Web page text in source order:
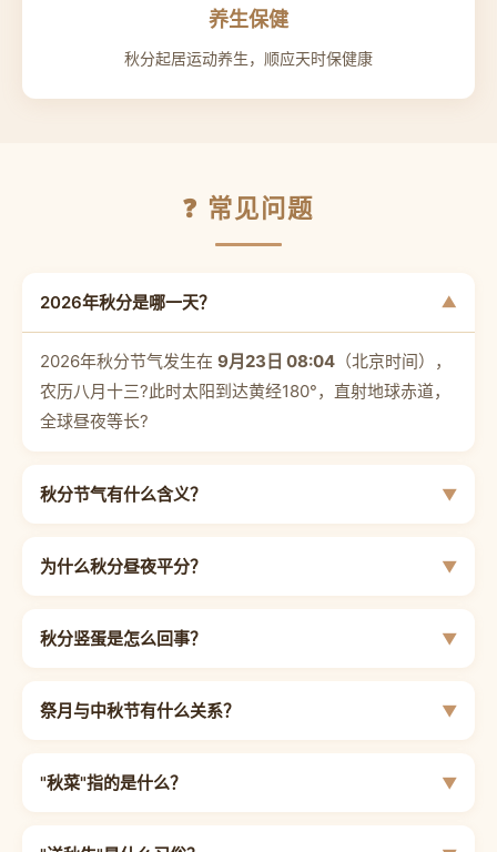
养生保健
秋分起居运动养生，顺应天时保健康
❓ 常见问题
2026年秋分是哪一天？
2026年秋分节气发生在 9月23日 08:04 （北京时间），
农历八月十三?此时太阳到达黄经180°，直射地球赤道，
全球昼夜等长?
秋分节气有什么含义？
为什么秋分昼夜平分？
秋分竖蛋是怎么回事？
祭月与中秋节有什么关系？
"秋菜"指的是什么？